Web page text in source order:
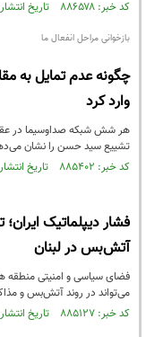
کد خبر: ۸۸۶۵۷۸ تاریخ انتشار : ۱۴۰۵/۰۲/۱۴
بازخوانی مراحل انفعال ما
چگونه عدم تمایل به
وارد کرد
هر شش شبکه صداوسیما در
تشییع سید حسن را نشان
کد خبر: ۸۸۵۴۰۲ تاریخ انتشار : ۱۴۰۵/۰۱/۲۵
فشار دیپلماتیک
آتش‌بس در لبنان
فضای سیاسی و امنیتی منطقه
می‌تواند در روند آتش‌بس و
کد خبر: ۸۸۵۱۲۷ تاریخ انتشار : ۱۴۰۵/۰۱/۲۱